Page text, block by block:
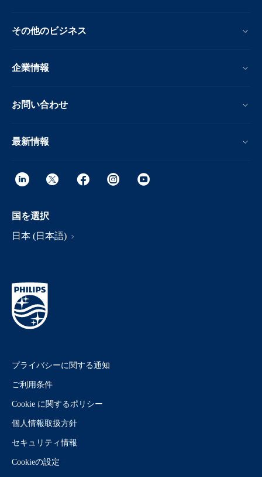
その他のビジネス
企業情報
お問い合わせ
最新情報
国を選択
日本 (日本語)
プライバシーに関する通知
ご利用条件
Cookie に関するポリシー
個人情報取扱方針
セキュリティ情報
Cookieの設定